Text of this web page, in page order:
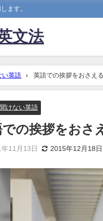
ます。
文法
い英語 英語での挨拶をおさえ
けない英語
での挨拶をおさ
11月13日 2015年12月18日